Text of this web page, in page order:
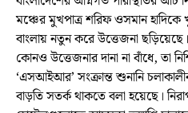
মঞ্চের মুখপাত্র শরিফ ওসমান
বাংলায় নতুন করে উত্তেজনা
কোনও উত্তেজনার দানা না বাঁধে, তা
‘এসআইআর’ সংক্রান্ত শুনানি
বাড়তি সতর্ক থাকতে বলা হয়েছে।